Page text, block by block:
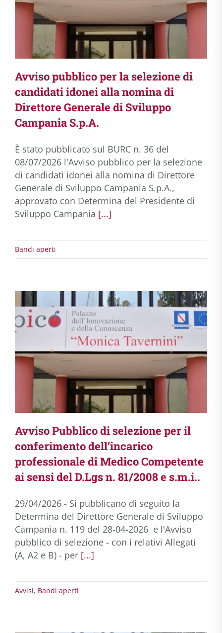
Avviso pubblico per la selezione di
candidati idonei alla nomina di
Direttore Generale di Sviluppo
Campania S.p.A.
È stato pubblicato sul BURC n. 36 del
08/07/2026 l'Avviso pubblico per la selezione
di candidati idonei alla nomina di Direttore
Generale di Sviluppo Campania S.p.A.,
approvato con Determina del Presidente di
Sviluppo Campania [...]
Bandi aperti
Avviso Pubblico di selezione per il
conferimento dell’incarico
professionale di Medico Competente
ai sensi del D.Lgs n. 81/2008 e s.m.i..
29/04/2026 - Si pubblicano di seguito la
Determina del Direttore Generale di Sviluppo
Campania n. 119 del 28-04-2026 e l'Avviso
pubblico di selezione - con i relativi Allegati
(A, A2 e B) - per [...]
Avvisi, Bandi aperti